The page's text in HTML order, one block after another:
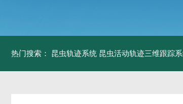
热门搜索： 昆虫轨迹系统 昆虫活动轨迹三维跟踪